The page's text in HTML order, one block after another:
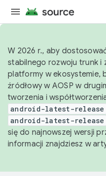
W 2026 r., aby
stabilnego rozwoju trunk i
platformy w ekosystemie,
źródłowy w AOSP w
tworzenia i
android-latest-release
android-latest-release
się do najnowszej wersji
informacji znajdziesz w